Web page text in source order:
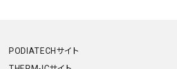
PODIATECHサイト